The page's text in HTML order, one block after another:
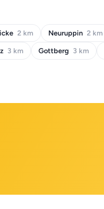
2 km Neuruppin 2 km
3 km Gottberg 3 km